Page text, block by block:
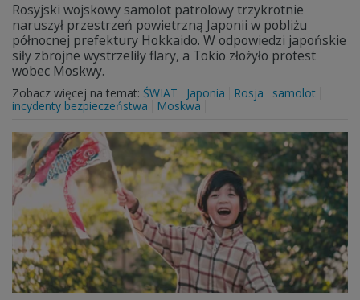
Rosyjski wojskowy samolot patrolowy trzykrotnie
naruszył przestrzeń powietrzną Japonii w pobliżu
północnej prefektury Hokkaido. W odpowiedzi japońskie
siły zbrojne wystrzeliły flary, a Tokio złożyło protest
wobec Moskwy.
Zobacz więcej na temat: ŚWIAT Japonia Rosja
samolot
incydenty bezpieczeństwa
Moskwa